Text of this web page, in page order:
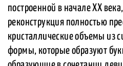
построенной в начале XX
реконструкция полностью
кристаллические объемы из
формы, которые образуют